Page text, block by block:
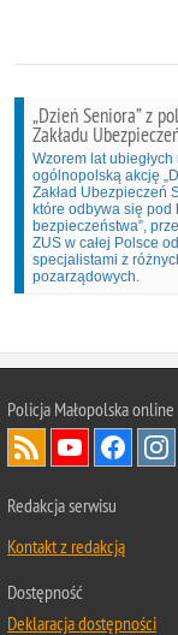
„Dzień Seniora” z
Zakładu
Wzorem lat ubiegłych
ogólnopolską akcję
Zakład Ubezpieczeń
które odbywa się pod
bezpieczeństwa”,
ZUS w całej Polsce
specjalistami z
pozarządowych.
Policja Małopolska online
Redakcja serwisu
Kontakt z redakcją
Dostępność
Deklaracja dostępności